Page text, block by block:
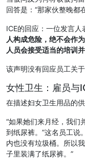
回答是：“那家伙整晚都
ICE的回应：一位发言人
人构成危险，绝不会作
人员会接受适当的培训
该声明没有回应员工关
女性卫生：雇员与
在描述妇女卫生用品的
“如果她们来月经，我们
到纸尿裤。”这名员工说
内也没有垃圾桶。所以
子里装满了纸尿裤。”